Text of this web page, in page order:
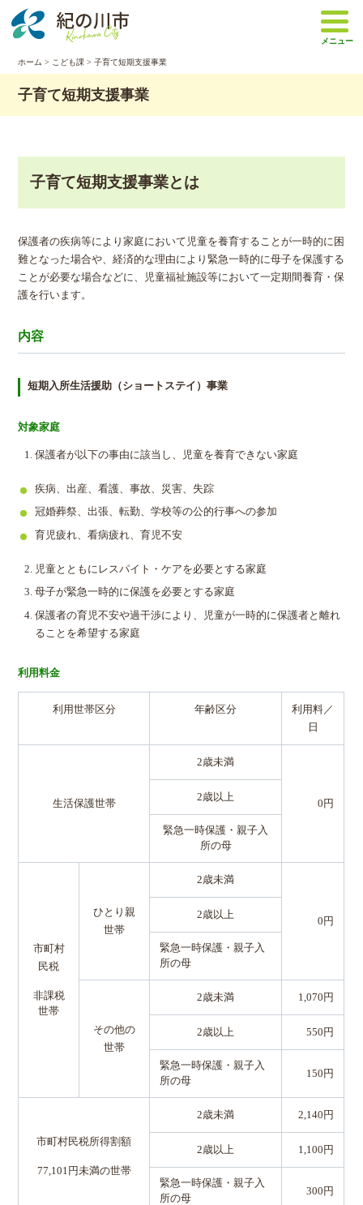
メニュー
ホーム > こども課 > 子育て短期支援事業
子育て短期支援事業
子育て短期支援事業とは
保護者の疾病等により家庭において児童を養育することが一時的に困
難となった場合や、経済的な理由により緊急一時的に母子を保護する
ことが必要な場合などに、児童福祉施設等において一定期間養育・保
護を行います。
内容
短期入所生活援助（ショートステイ）事業
対象家庭
保護者が以下の事由に該当し、児童を養育できない家庭
疾病、出産、看護、事故、災害、失踪
冠婚葬祭、出張、転勤、学校等の公的行事への参加
育児疲れ、看病疲れ、育児不安
児童とともにレスパイト・ケアを必要とする家庭
母子が緊急一時的に保護を必要とする家庭
保護者の育児不安や過干渉により、児童が一時的に保護者と離れ
ることを希望する家庭
利用料金
利用世帯区分 年齢区分
利用料／
日
生活保護世帯
2歳未満
0円
2歳以上
緊急一時保護・親子入
所の母
市町村
民税
非課税
世帯
ひとり親
世帯
2歳未満
0円
2歳以上
緊急一時保護・親子入
所の母
その他の
世帯
2歳未満 1,070円
2歳以上 550円
緊急一時保護・親子入
所の母
150円
市町村民税所得割額
77,101円未満の世帯
2歳未満 2,140円
2歳以上 1,100円
緊急一時保護・親子入
所の母
300円